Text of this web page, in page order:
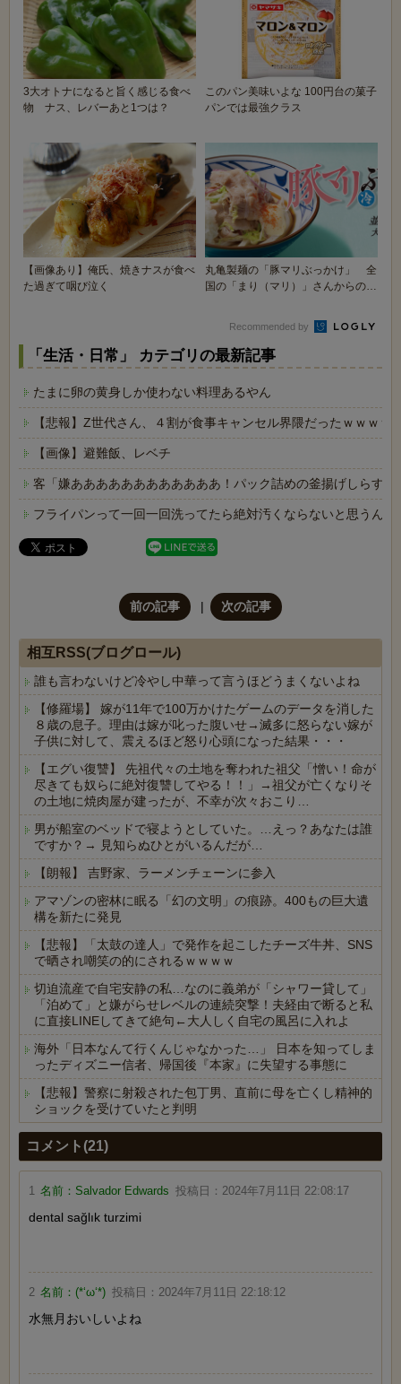
3大オトナになると旨く感じる食べ
物 ナス、レバーあと1つは？
このパン美味いよな 100円台の菓子
パンでは最強クラス
【画像あり】俺氏、焼きナスが食べ
た過ぎて咽び泣く
丸亀製麺の「豚マリぶっかけ」 全
国の「まり（マリ）」さんからの苦
Recommended by
「生活・日常」 カテゴリの最新記事
たまに卵の黄身しか使わない料理あるやん
【悲報】Z世代さん、４割が食事キャンセル界隈だったｗｗｗｗ
【画像】避難飯、レベチ
客「嫌ああああああああああああ！パック詰めの釜揚げしらす
フライパンって一回一回洗ってたら絶対汚くならないと思うんや
前の記事 次の記事
相互RSS(ブログロール)
誰も言わないけど冷やし中華って言うほどうまくないよね
【修羅場】 嫁が11年で100万かけたゲームのデータを消した
８歳の息子。理由は嫁が叱った腹いせ→滅多に怒らない嫁が
子供に対して、震えるほど怒り心頭になった結果・・・
【エグい復讐】 先祖代々の土地を奪われた祖父「憎い！命が
尽きても奴らに絶対復讐してやる！！」→祖父が亡くなりそ
の土地に焼肉屋が建ったが、不幸が次々おこり…
男が船室のベッドで寝ようとしていた。…えっ？あなたは誰
ですか？→ 見知らぬひとがいるんだが…
【朗報】 吉野家、ラーメンチェーンに参入
アマゾンの密林に眠る「幻の文明」の痕跡。400もの巨大遺
構を新たに発見
【悲報】「太鼓の達人」で発作を起こしたチーズ牛丼、SNS
で晒され嘲笑の的にされるｗｗｗｗ
切迫流産で自宅安静の私…なのに義弟が「シャワー貸して」
「泊めて」と嫌がらせレベルの連続突撃！夫経由で断ると私
に直接LINEしてきて絶句←大人しく自宅の風呂に入れよ
海外「日本なんて行くんじゃなかった…」 日本を知ってしま
ったディズニー信者、帰国後『本家』に失望する事態に
【悲報】警察に射殺された包丁男、直前に母を亡くし精神的
ショックを受けていたと判明
Powered by livedoor 相互RSS
コメント(21)
1 名前： Salvador Edwards 投稿日： 2024年7月11日 22:08:17
dental sağlık turzimi
2 名前： (*‘ω‘*) 投稿日： 2024年7月11日 22:18:12
水無月おいしいよね